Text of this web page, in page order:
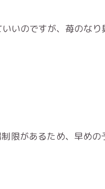
いのですが、苺のなり
限があるため、早めの